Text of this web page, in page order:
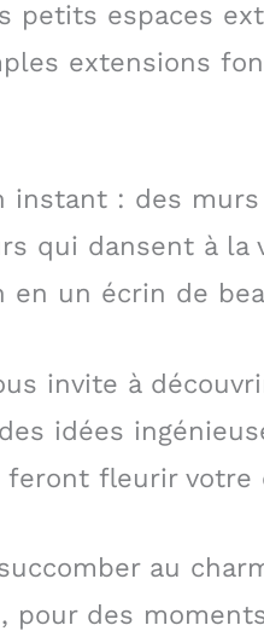
petits espaces
extensions
instant : des murs
qui dansent à la
en un écrin de
invite à
idées
fleurir votre
au
pour des